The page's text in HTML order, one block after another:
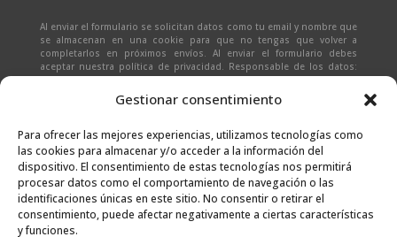
Gestionar consentimiento
Para ofrecer las mejores experiencias, utilizamos tecnologías como
las cookies para almacenar y/o acceder a la información del
dispositivo. El consentimiento de estas tecnologías nos permitirá
procesar datos como el comportamiento de navegación o las
identificaciones únicas en este sitio. No consentir o retirar el
consentimiento, puede afectar negativamente a ciertas características
y funciones.
Al enviar el formulario se solicitan datos como tu email y nombre que
se almacenan en una cookie para que no tengas que volver a
completarlos en próximos envíos. Al enviar el formulario debes
aceptar nuestra política de privacidad. Responsable de los datos:
Ivan Zabalza | Finalidad: responder a solicitudes del formulario |
Legitimación: Tu consentimiento expreso | Destinatario:
(datos almacenados sólo en cliente email) | Derechos: Tienes
y olvido de tus datos.